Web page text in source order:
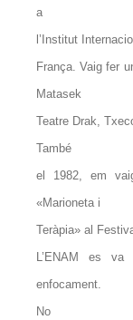
a
l’Institut
França. Vaig fer
Matasek
Teatre Drak,
També
el 1982, em
«Marioneta i
Teràpia» al
L’ENAM es
enfocament.
No